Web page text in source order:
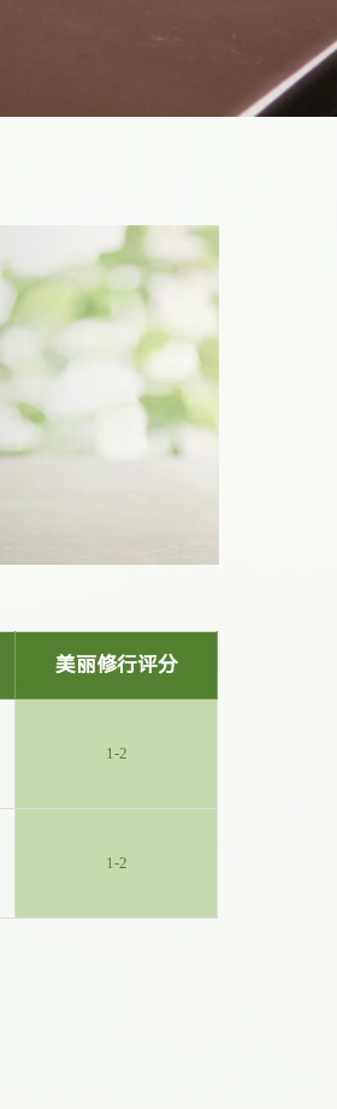
美丽修行评分
1-2
1-2